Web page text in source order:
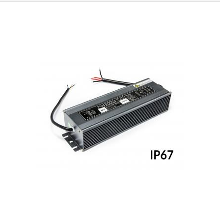
pomôcky, ochranou proti vniknutiu cudzích predmetov či prachu úplne a
priemyselných zdrojov iných parametrov nájdete v našej ponuke. Pre
výpočet potrebného výkonu zdroja na napájanie LED pásikov použite
tento jednoduchý výpočet: Dĺžka LED pásku v metroch * výkon na meter
* 1,25 (rezerva 25%) = potrebný výkon zdroja (W). Príklad: 18,5 * 10,8W *
1,25 = 249,75W <300W = zdroj je ideálny.